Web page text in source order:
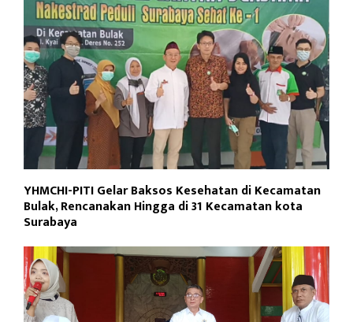
YHMCHI-PITI Gelar Baksos Kesehatan di Kecamatan
Bulak, Rencanakan Hingga di 31 Kecamatan kota
Surabaya